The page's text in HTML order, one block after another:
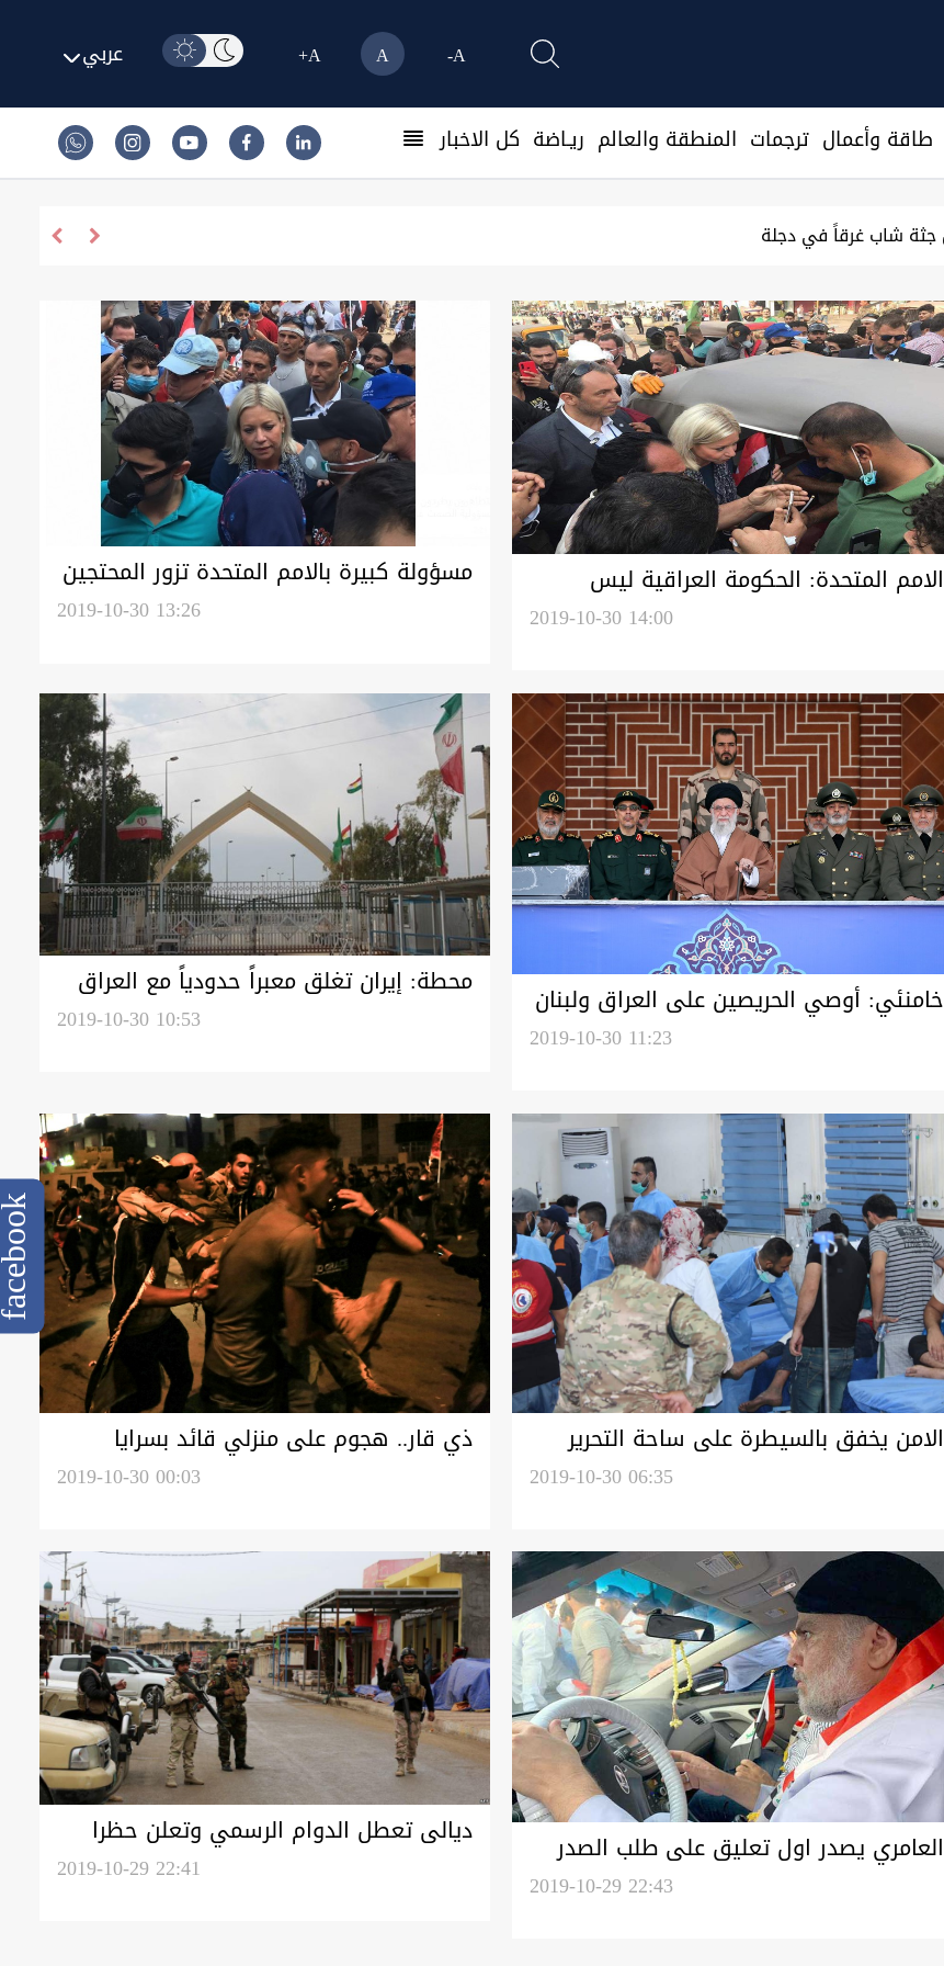
A-
A
A+ عربي
طاقة وأعمال ترجمات المنطقة والعالم ريـاضة كل الاخبار
الامم المتحدة: الحكومة العراقية ليس
بوسعها معالجة تركة الماضي خلال عام
2019-10-30 14:00
مسؤولة كبيرة بالامم المتحدة تزور المحتجين
2019-10-30 13:26
خامنئي: أوصي الحريصين على العراق ولبنان
ان يعالجوا اعمال الشغب وانعدام الأمن
2019-10-30 11:23
محطة: إيران تغلق معبراً حدودياً مع العراق
2019-10-30 10:53
الامن يخفق بالسيطرة على ساحة التحرير
في بغداد رغم كثافة القنابل الغازية2019-10-30 06:35
ذي قار.. هجوم على منزلي قائد بسرايا
2019-10-30 00:03
العامري يصدر اول تعليق على طلب الصدر
2019-10-29 22:43
ديالى تعطل الدوام الرسمي وتعلن حظرا
2019-10-29 22:41